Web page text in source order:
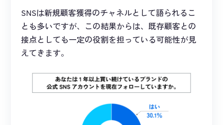
SNSは新規顧客獲得のチャネルとして語られるこ
とも多いですが、この結果からは、既存顧客との
接点としても一定の役割を担っている可能性が見
えてきます。